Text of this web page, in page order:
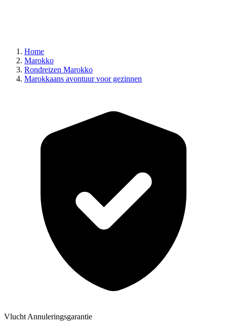
Home
Marokko
Rondreizen Marokko
Marokkaans avontuur voor gezinnen
Vlucht Annuleringsgarantie